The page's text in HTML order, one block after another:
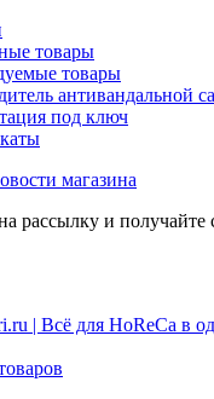
товары
товары
антивандальной
под ключ
магазина
рассылку и получайте
| Всё для HoReCa в